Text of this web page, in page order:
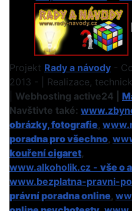
Projekt Rady a návody -
2013 - | Realizace,
Webhosting active24 |
Navštivte také:
obrázky, fotografie,
poradna pro všechno,
kouření cigaret,
www.alkoholik.cz - vše o
www.bezplatna-pravni-
právní poradna online,